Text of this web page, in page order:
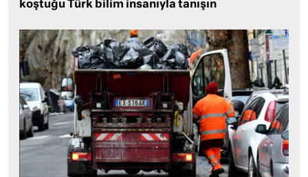
koştuğu Türk bilim insanıyla tanışın